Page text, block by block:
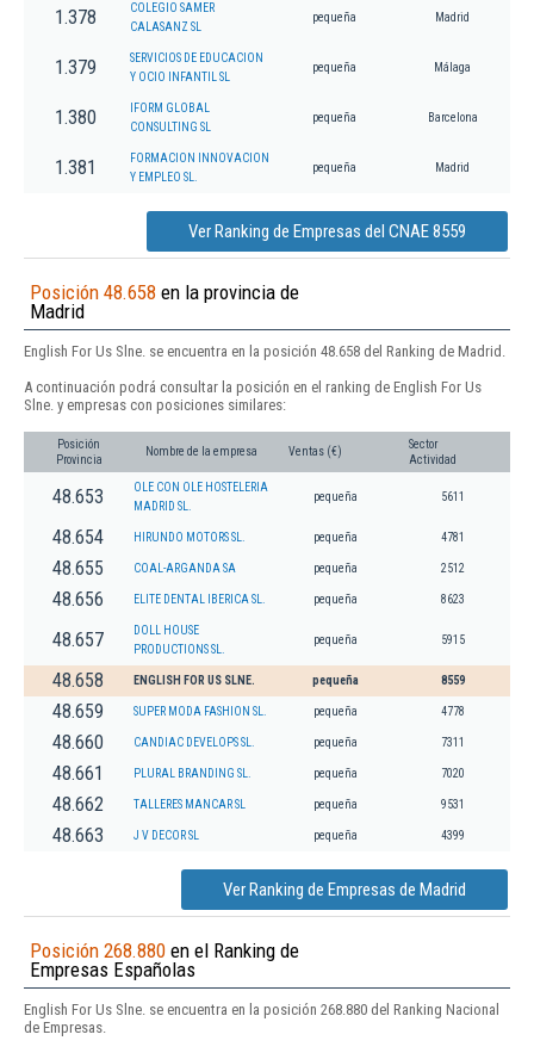
1.378
COLEGIO SAMER
CALASANZ SL
pequeña Madrid
1.379
SERVICIOS DE EDUCACION
Y OCIO INFANTIL SL
pequeña Málaga
1.380
IFORM GLOBAL
CONSULTING SL
pequeña Barcelona
1.381
FORMACION INNOVACION
Y EMPLEO SL.
pequeña Madrid
Ver Ranking de Empresas del CNAE 8559
Posición 48.658 en la provincia de
Madrid
English For Us Slne. se encuentra en la posición 48.658 del Ranking de Madrid.
A continuación podrá consultar la posición en el ranking de English For Us
Slne. y empresas con posiciones similares:
Posición
Provincia
Nombre de la empresa Ventas (€)
Sector
Actividad
48.653
OLE CON OLE HOSTELERIA
MADRID SL.
pequeña 5611
48.654 HIRUNDO MOTORS SL. pequeña 4781
48.655 COAL-ARGANDA SA pequeña 2512
48.656 ELITE DENTAL IBERICA SL. pequeña 8623
48.657
DOLL HOUSE
PRODUCTIONS SL.
pequeña 5915
48.658 ENGLISH FOR US SLNE. pequeña 8559
48.659 SUPER MODA FASHION SL. pequeña 4778
48.660 CANDIAC DEVELOPS SL. pequeña 7311
48.661 PLURAL BRANDING SL. pequeña 7020
48.662 TALLERES MANCAR SL pequeña 9531
48.663 J V DECOR SL pequeña 4399
Ver Ranking de Empresas de Madrid
Posición 268.880 en el Ranking de
Empresas Españolas
English For Us Slne. se encuentra en la posición 268.880 del Ranking Nacional
de Empresas.